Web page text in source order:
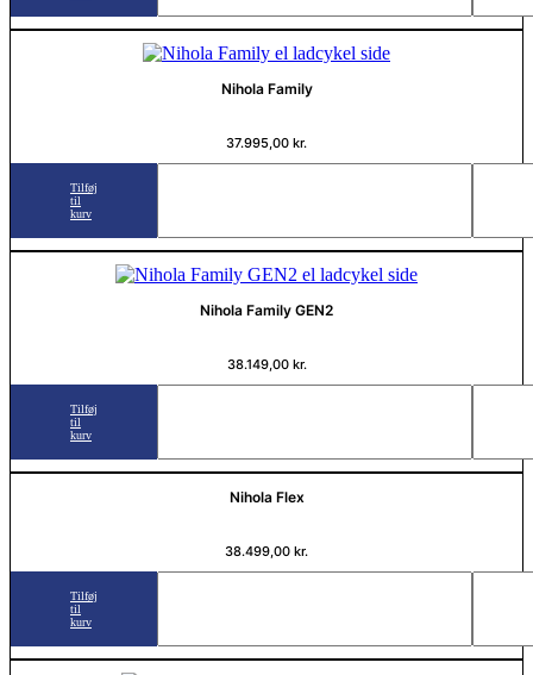
Nihola Family
37.995,00 kr.
Tilføj
til
kurv
Nihola Family GEN2
38.149,00 kr.
Tilføj
til
kurv
Nihola Flex
38.499,00 kr.
Tilføj
til
kurv